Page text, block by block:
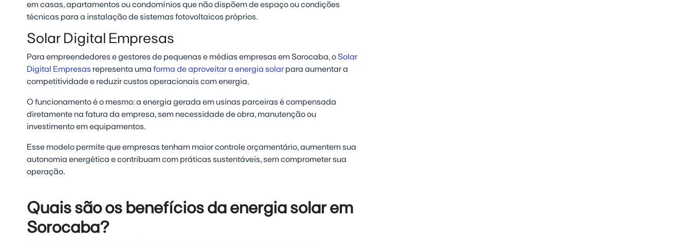
em casas, apartamentos ou condomínios que não dispõem de espaço ou condições
técnicas para a instalação de sistemas fotovoltaicos próprios.
Solar Digital Empresas
Para empreendedores e gestores de pequenas e médias empresas em Sorocaba, o Solar
Digital Empresas representa uma forma de aproveitar a energia solarpara aumentar a
competitividade e reduzir custos operacionais com energia.
O funcionamento é o mesmo: a energia gerada em usinas parceiras é compensada
diretamente na fatura da empresa, sem necessidade de obra, manutenção ou
investimento em equipamentos.
Esse modelo permite que empresas tenham maior controle orçamentário, aumentem sua
autonomia energética e contribuam com práticas sustentáveis, sem comprometer sua
operação.
Quais são os benefícios da energia solar em
Sorocaba?